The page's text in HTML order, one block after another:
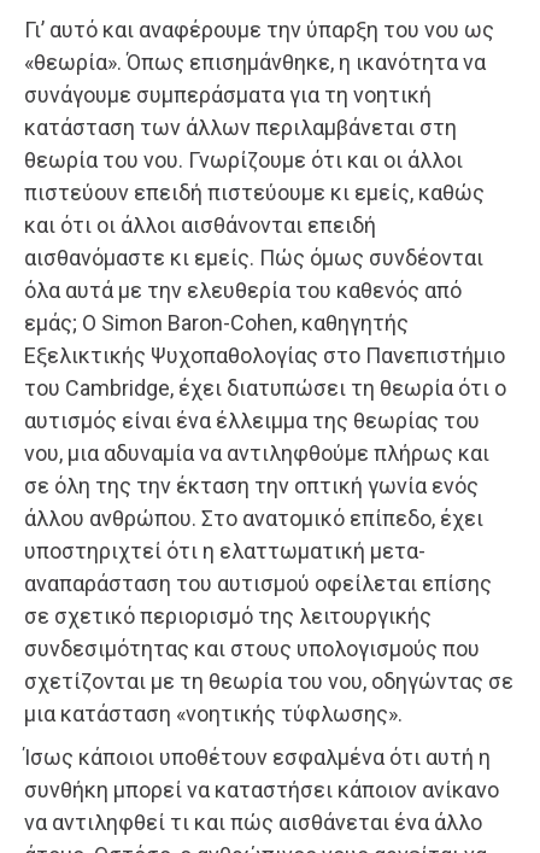
Γι’ αυτό και αναφέρουμε την ύπαρξη του νου ως
«θεωρία». Όπως επισημάνθηκε, η ικανότητα να
συνάγουμε συμπεράσματα για τη νοητική
κατάσταση των άλλων περιλαμβάνεται στη
θεωρία του νου. Γνωρίζουμε ότι και οι άλλοι
πιστεύουν επειδή πιστεύουμε κι εμείς, καθώς
και ότι οι άλλοι αισθάνονται επειδή
αισθανόμαστε κι εμείς. Πώς όμως συνδέονται
όλα αυτά με την ελευθερία του καθενός από
εμάς; Ο Simon Baron-Cohen, καθηγητής
Εξελικτικής Ψυχοπαθολογίας στο Πανεπιστήμιο
του Cambridge, έχει διατυπώσει τη θεωρία ότι ο
αυτισμός είναι ένα έλλειμμα της θεωρίας του
νου, μια αδυναμία να αντιληφθούμε πλήρως και
σε όλη της την έκταση την οπτική γωνία ενός
άλλου ανθρώπου. Στο ανατομικό επίπεδο, έχει
υποστηριχτεί ότι η ελαττωματική μετα-
αναπαράσταση του αυτισμού οφείλεται επίσης
σε σχετικό περιορισμό της λειτουργικής
συνδεσιμότητας και στους υπολογισμούς που
σχετίζονται με τη θεωρία του νου, οδηγώντας σε
μια κατάσταση «νοητικής τύφλωσης».
Ίσως κάποιοι υποθέτουν εσφαλμένα ότι αυτή η
συνθήκη μπορεί να καταστήσει κάποιον ανίκανο
να αντιληφθεί τι και πώς αισθάνεται ένα άλλο